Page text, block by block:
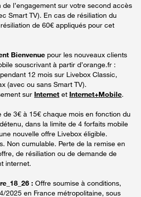
l’engagement sur votre second accès
Smart TV). En cas de résiliation du
de 60€ appliqués pour cet
Bienvenue pour les nouveaux clients
souscrivant à partir d’orange.fr :
12 mois sur Livebox Classic,
(avec ou sans Smart TV).
sur Internet et Internet+Mobile.
de 3€ à 15€ chaque mois en fonction du
dans la limite de 4 forfaits mobile
nouvelle offre Livebox éligible.
Non cumulable. Perte de la remise en
de résiliation ou de demande de
internet.
: Offre soumise à conditions,
2025 en France métropolitaine, sous